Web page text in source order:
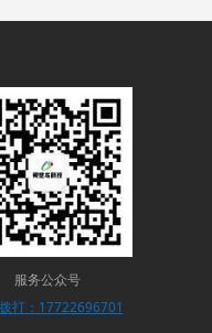
服务公众号
打：17722696701